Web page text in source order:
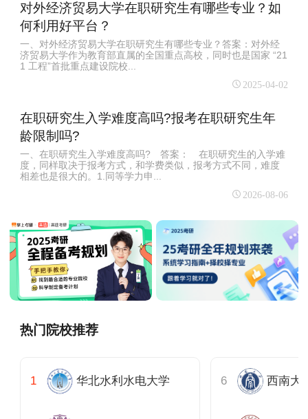
对外经济贸易大学在职研究生有哪些专业？如
何利用好平台？
一、对外经济贸易大学在职研究生有哪些专业？答案：对外经
济贸易大学作为教育部直属的全国重点高校，同时也是国家 “21
1 工程”首批重点建设院校...
2025-04-02
在职研究生入学难度高吗?报考在职研究生年
龄限制吗?
一、在职研究生入学难度高吗? 答案： 在职研究生的入学难
度，同样取决于报考方式，和学费类似，报考方式不同，难度
相差也是很大的。1.同等学力申...
2026-08-06
热门院校推荐
华北水利水电大学 西南大